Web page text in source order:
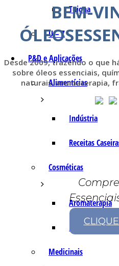
Tujona
U – Z
P&D e Aplicações
Alimentícias
Indústria
Receitas
Cosméticas
Aromaterapia
Fórmulas
Medicinais
BEM-
Desde 2009, trazendo o que
sobre óleos essenciais,
naturais, aromaterapia,